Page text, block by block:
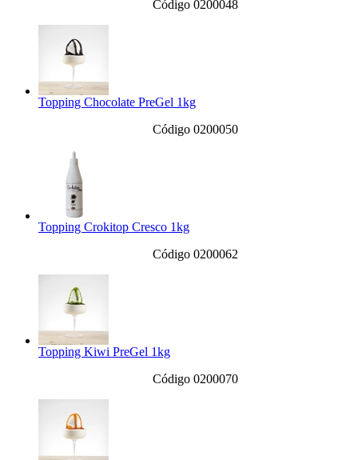
Código 0200048
Topping Chocolate PreGel 1kg
Código 0200050
Topping Crokitop Cresco 1kg
Código 0200062
Topping Kiwi PreGel 1kg
Código 0200070